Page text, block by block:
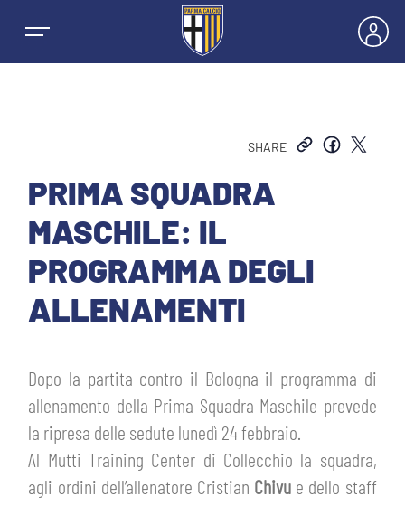
NEWS
SQUADRE
PRIMA SQUADRA MASCHILE
GIOVANILE MASCHILE
GIOVANILE FEMMINILE
STAGIONE
FEMMINILE
HOSPITALITY
HOSPITALITY
MUSEUM CLUB EXPERIENCE
BIGLIETTI
ABBONAMENTI
SHOP
SHARE
PRIMA SQUADRA
MASCHILE: IL
PROGRAMMA DEGLI
ALLENAMENTI
Dopo la partita contro il Bologna il programma di
allenamento della Prima Squadra Maschile prevede
la ripresa delle sedute lunedì 24 febbraio.
Al Mutti Training Center di Collecchio la squadra,
agli ordini dell’allenatore Cristian Chivu e dello staff